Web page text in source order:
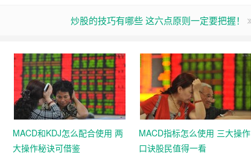
炒股的技巧有哪些 这六点原则一定要把握！
MACD和KDJ怎么配合使用 两
大操作秘诀可借鉴
MACD指标怎么使用 三大操作
口诀股民值得一看